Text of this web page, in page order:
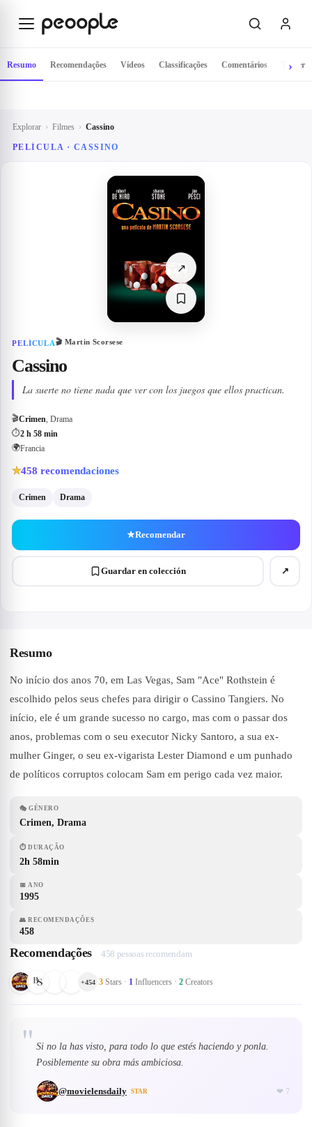
Explorar › Filmes › Cassino
PELÍCULA · CASSINO
↗
PELÍCULA🎬 Martin Scorsese
Cassino
La suerte no tiene nada que ver con los juegos que ellos practican.
🎬Crimen, Drama
⏱2 h 58 min
🌍Francia
★458 recomendaciones
Crimen Drama
★Recomendar
Guardar en colección ↗
Resumo Recomendações Vídeos Classificações Comentários Trailer
Resumo
No início dos anos 70, em Las Vegas, Sam "Ace" Rothstein é
escolhido pelos seus chefes para dirigir o Cassino Tangiers. No
início, ele é um grande sucesso no cargo, mas com o passar dos
anos, problemas com o seu executor Nicky Santoro, a sua ex-
mulher Ginger, o seu ex-vigarista Lester Diamond e um punhado
de políticos corruptos colocam Sam em perigo cada vez maior.
🎭 GÉNERO
Crimen, Drama
⏱ DURAÇÃO
2h 58min
📅 ANO
1995
👥 RECOMENDAÇÕES
458
Recomendações 458 pessoas recomendam
+454 3 Stars · 1 Influencers · 2 Creators
" Si no la has visto, para todo lo que estés haciendo y ponla.
Posiblemente su obra más ambiciosa.
@movielensdaily STAR ❤ 7